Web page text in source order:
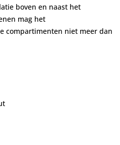
boven en naast het
mag het
compartimenten niet meer dan